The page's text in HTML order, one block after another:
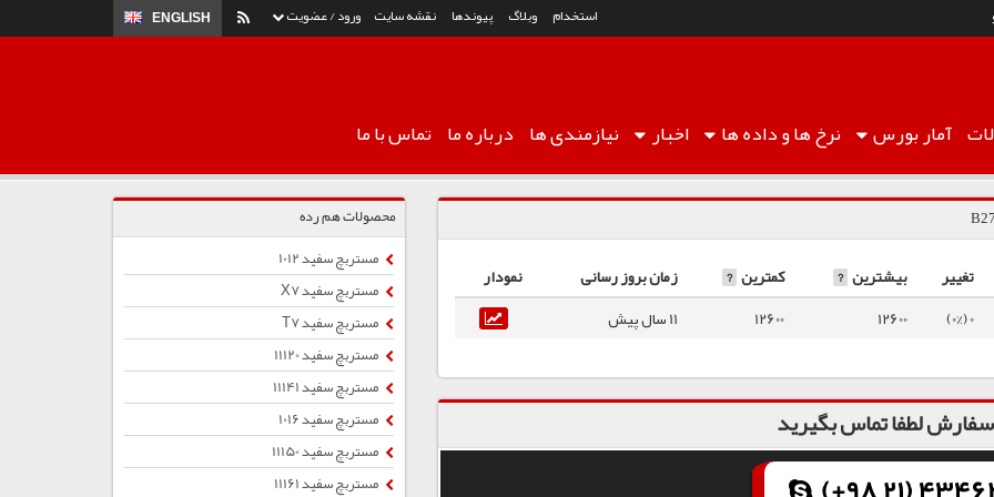
ورود / عضویت ENGLISH استخدام وبلاگ پیوندها نقشه سایت
آماربورس نرخ هاو داده ها اخبار نیازمندی ها درباره ما تماس با ما
تغییر بیشترین ? کمترین ? زمان بروز رسانی
نمودار
0 (0%)
12600
12600 11 سال پیش
لطفا تماس بگیرید
محصولات هم رده
مستربچ سفید 1012
مستربچ سفید X7
مستربچ سفید T7
مستربچ سفید 11120
مستربچ سفید 11141
مستربچ سفید 1016
مستربچ سفید 11150
مستربچ سفید 11161